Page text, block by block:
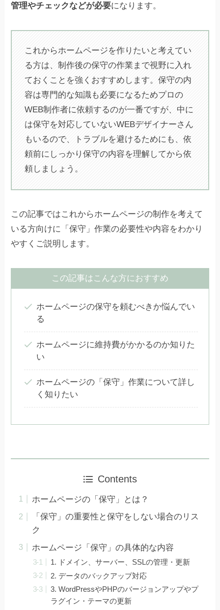
管理やチェックなどが必要になります。
これからホームページを作りたいと考えてい
る方は、制作後の保守の作業まで視野に入れ
ておくことを強くおすすめします。保守の内
容は専門的な知識も必要になるためプロの
WEB制作者に依頼するのが一番ですが、中に
は保守を対応していないWEBデザイナーさん
もいるので、トラブルを避けるためにも、依
頼前にしっかり保守の内容を理解してから依
頼しましょう。
この記事ではこれからホームページの制作を考えて
いる方向けに「保守」作業の必要性や内容をわかり
やすくご説明します。
この記事はこんな方におすすめ
ホームページの保守を頼むべきか悩んでい
る
ホームページに維持費がかかるのか知りた
い
ホームページの「保守」作業について詳し
く知りたい
Contents
ホームページの「保守」とは？
「保守」の重要性と保守をしない場合のリス
ク
ホームページ「保守」の具体的な内容
1. ドメイン、サーバー、SSLの管理・更新
2. データのバックアップ対応
3. WordPressやPHPのバージョンアップやプ
ラグイン・テーマの更新